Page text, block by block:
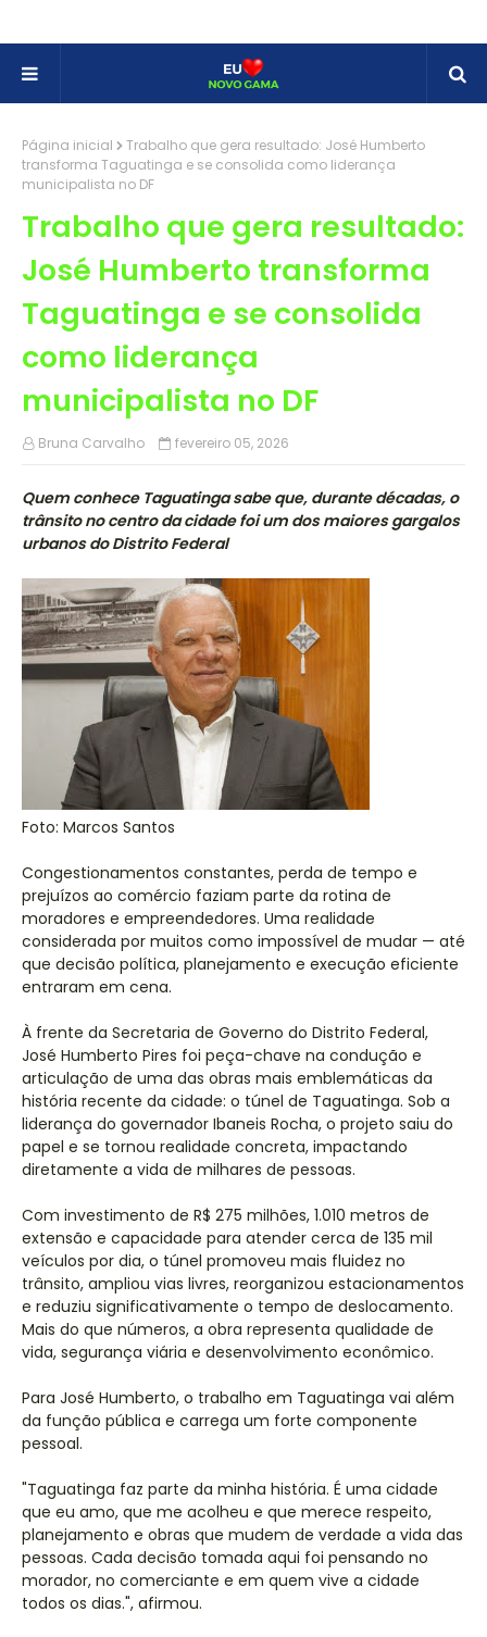
Página inicial
Trabalho que gera resultado: José Humberto
transforma Taguatinga e se consolida como liderança
municipalista no DF
Trabalho que gera resultado:
José Humberto transforma
Taguatinga e se consolida
como liderança
municipalista no DF
Bruna Carvalho fevereiro 05, 2026
Quem conhece Taguatinga sabe que, durante décadas, o
trânsito no centro da cidade foi um dos maiores gargalos
urbanos do Distrito Federal
Foto: Marcos Santos
Congestionamentos constantes, perda de tempo e
prejuízos ao comércio faziam parte da rotina de
moradores e empreendedores. Uma realidade
considerada por muitos como impossível de mudar — até
que decisão política, planejamento e execução eficiente
entraram em cena.
À frente da Secretaria de Governo do Distrito Federal,
José Humberto Pires foi peça-chave na condução e
articulação de uma das obras mais emblemáticas da
história recente da cidade: o túnel de Taguatinga. Sob a
liderança do governador Ibaneis Rocha, o projeto saiu do
papel e se tornou realidade concreta, impactando
diretamente a vida de milhares de pessoas.
Com investimento de R$ 275 milhões, 1.010 metros de
extensão e capacidade para atender cerca de 135 mil
veículos por dia, o túnel promoveu mais fluidez no
trânsito, ampliou vias livres, reorganizou estacionamentos
e reduziu significativamente o tempo de deslocamento.
Mais do que números, a obra representa qualidade de
vida, segurança viária e desenvolvimento econômico.
Para José Humberto, o trabalho em Taguatinga vai além
da função pública e carrega um forte componente
pessoal.
"Taguatinga faz parte da minha história. É uma cidade
que eu amo, que me acolheu e que merece respeito,
planejamento e obras que mudem de verdade a vida das
pessoas. Cada decisão tomada aqui foi pensando no
morador, no comerciante e em quem vive a cidade
todos os dias.", afirmou.